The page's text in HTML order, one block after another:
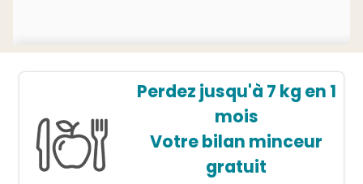
Perdez jusqu'à 7 kg en 1
mois
Votre bilan minceur
gratuit